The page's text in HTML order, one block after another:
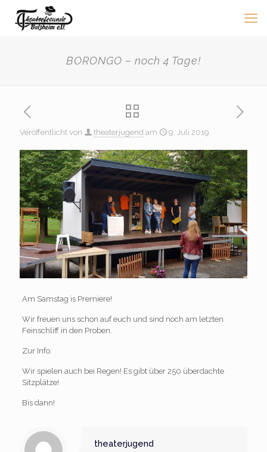
BORONGO – noch 4 Tage!
Veröffentlicht von theaterjugend am 9. Juli 2019
Am Samstag is Premiere!
Wir freuen uns schon auf euch und sind noch am letzten
Feinschliff in den Proben.
Zur Info:
Wir spielen auch bei Regen! Es gibt über 250 überdachte
Sitzplätze!
Bis dann!
theaterjugend